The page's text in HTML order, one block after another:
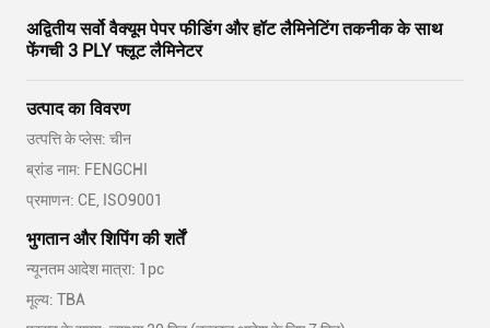
अद्वितीय सर्वो वैक्यूम पेपर फीडिंग और हॉट लैमिनेटिंग तकनीक के साथ
फेंगची 3 PLY फ्लूट लैमिनेटर
उत्पाद का विवरण
उत्पत्ति के प्लेस: चीन
ब्रांड नाम: FENGCHI
प्रमाणन: CE, ISO9001
भुगतान और शिपिंग की शर्तें
न्यूनतम आदेश मात्रा: 1pc
मूल्य: TBA